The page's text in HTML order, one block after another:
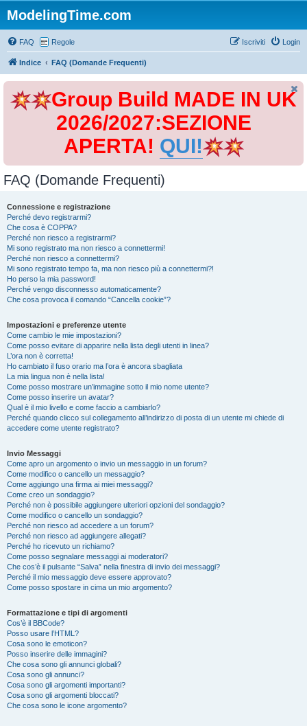
ModelingTime.com
FAQ Regole Login
Iscriviti
Indice FAQ (Domande Frequenti)
Group Build MADE IN UK
2026/2027:SEZIONE
APERTA! QUI!
FAQ (Domande Frequenti)
Connessione e registrazione
Perché devo registrarmi?
Che cosa è COPPA?
Perché non riesco a registrarmi?
Mi sono registrato ma non riesco a connettermi!
Perché non riesco a connettermi?
Mi sono registrato tempo fa, ma non riesco più a connettermi?!
Ho perso la mia password!
Perché vengo disconnesso automaticamente?
Che cosa provoca il comando “Cancella cookie”?
Impostazioni e preferenze utente
Come cambio le mie impostazioni?
Come posso evitare di apparire nella lista degli utenti in linea?
L’ora non è corretta!
Ho cambiato il fuso orario ma l’ora è ancora sbagliata
La mia lingua non è nella lista!
Come posso mostrare un’immagine sotto il mio nome utente?
Come posso inserire un avatar?
Qual è il mio livello e come faccio a cambiarlo?
Perché quando clicco sul collegamento all’indirizzo di posta di un utente mi chiede di
accedere come utente registrato?
Invio Messaggi
Come apro un argomento o invio un messaggio in un forum?
Come modifico o cancello un messaggio?
Come aggiungo una firma ai miei messaggi?
Come creo un sondaggio?
Perché non è possibile aggiungere ulteriori opzioni del sondaggio?
Come modifico o cancello un sondaggio?
Perché non riesco ad accedere a un forum?
Perché non riesco ad aggiungere allegati?
Perché ho ricevuto un richiamo?
Come posso segnalare messaggi ai moderatori?
Che cos’è il pulsante “Salva” nella finestra di invio dei messaggi?
Perché il mio messaggio deve essere approvato?
Come posso spostare in cima un mio argomento?
Formattazione e tipi di argomenti
Cos’è il BBCode?
Posso usare l’HTML?
Cosa sono le emoticon?
Posso inserire delle immagini?
Che cosa sono gli annunci globali?
Cosa sono gli annunci?
Cosa sono gli argomenti importanti?
Cosa sono gli argomenti bloccati?
Che cosa sono le icone argomento?